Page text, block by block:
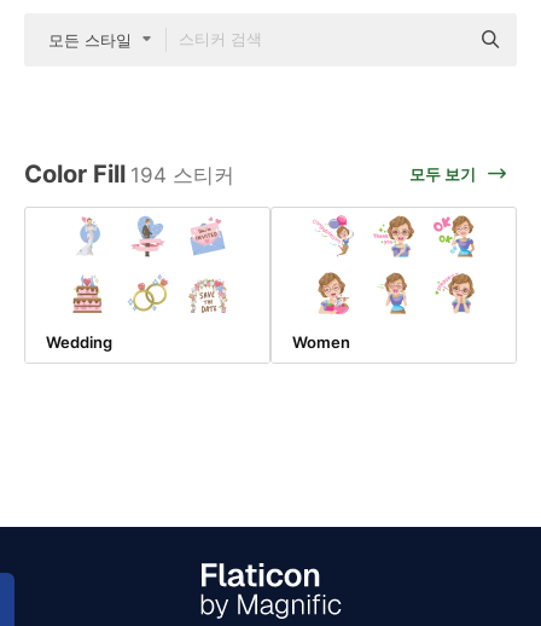
모든 스타일
Color Fill 194 스티커 모두 보기
Wedding Women